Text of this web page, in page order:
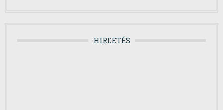
HIRDETÉS